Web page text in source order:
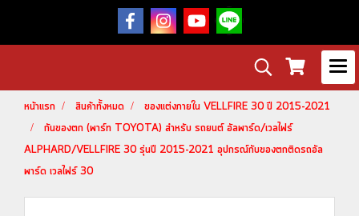
หน้าแรก สินค้าทั้งหมด
ของแต่งภายใน VELLFIRE 30 ปี 2015-2021
กันของตก (พาร์ท TOYOTA) สำหรับ รถยนต์ อัลพาร์ด/เวลไฟร์
ALPHARD/VELLFIRE 30 รุ่นปี 2015-2021 อุปกรณ์กับของตกติดรถอัล
พาร์ด เวลไฟร์ 30